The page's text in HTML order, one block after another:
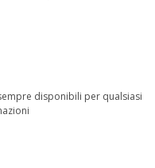
disponibili per qualsiasi